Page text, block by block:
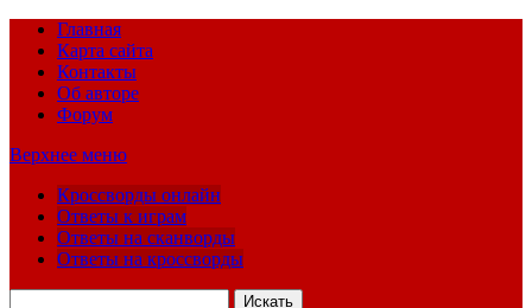
Главная
Карта сайта
Контакты
Об авторе
Форум
Верхнее меню
Кроссворды онлайн
Ответы к играм
Ответы на сканворды
Ответы на кроссворды